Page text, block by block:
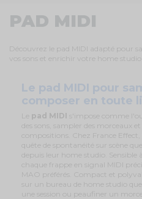
PAD MIDI
Découvrez le pad MIDI adapté pour
vos sons et enrichir votre home
Le pad MIDI pour
composer en toute
Le pad MIDI
s'impose comme
des sons, sampler des morceaux
compositions. Chez France Effect,
quête de spontanéité sur scène
depuis leur home studio. Sensible
chaque frappe en signal MIDI
MAO préférés. Compact et
sur un bureau de home studio
une session ou peaufiner un